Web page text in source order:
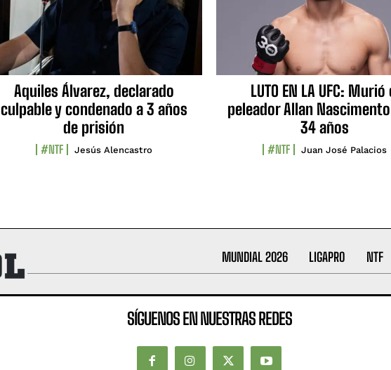
Aquiles Álvarez, declarado
culpable y condenado a 3 años
de prisión
#NTF Jesús Alencastro
LUTO EN LA UFC: Murió
peleador Allan
34 años
#NTF Juan José Palacios
MUNDIAL 2026 LIGAPRO NTF
SÍGUENOS EN NUESTRAS REDES